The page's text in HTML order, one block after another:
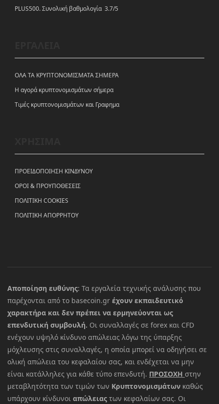
PLUS500. Συνολική βαθμολογία 3.7/5
ΟΛΑ ΤΑ ΚΡΥΠΤΟΝΟΜΙΣΜΑΤΑ ΣΗΜΕΡΑ
Η αγορά κρυπτονομισμάτων σήμερα
Tιμές κρυπτονομισμάτων και Γραφημα
ΠΡΟΕΙΔΟΠΟΙΗΣΗ ΚΙΝΔΥΝΟΥ
ΟΡΟΙ & ΠΡΟΥΠΟΘΕΣΕΙΣ
ΠΟΛΙΤΙΚΗ COOKIES
ΠΟΛΙΤΙΚΗ ΑΠΟΡΡΗΤΟΥ
Αποποίηση ευθύνης: Τα εργαλεία τεχνικής ανάλυσης που
παρέχονται από το basecoin.gr έχουν εκπαιδευτικό
χαρακτήρα και δεν πρέπει να ερμηνεύονται ως
επενδυτική συμβουλή. Οι συναλλαγές σε forex και CFD
ενέχουν υψηλό κίνδυνο απώλειας λόγω της ύπαρξης
μόχλευσης στις συναλλαγές, η οποία μπορεί να οδηγήσει σε
ολική απώλεια του κεφαλαίου σας, και ενδέχεται να μην
είναι κατάλληλες για κάθε τύπο επενδυτή. ΠΡΟΣΟΧΗ στην
μεταβλητότητα των τιμών των Κρυπτονομισμάτων καθώς
υπάρχουν κίνδυνοι απώλειας των κεφαλαίων σας. Οι